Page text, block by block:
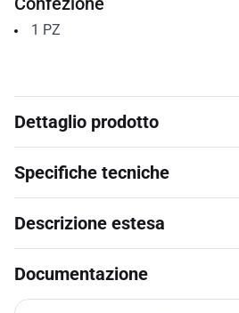
1 PZ
Dettaglio prodotto
Specifiche tecniche
Descrizione estesa
Documentazione